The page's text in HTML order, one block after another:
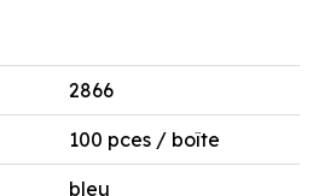
2866
100 pces / boîte
bleu